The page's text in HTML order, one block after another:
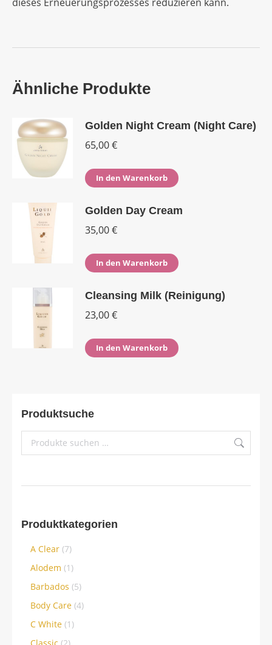
Ähnliche Produkte
Golden Night Cream (Night Care)
65,00€
In den Warenkorb
Golden Day Cream
35,00€
In den Warenkorb
Cleansing Milk (Reinigung)
23,00€
In den Warenkorb
Produktsuche
Produktkategorien
A Clear (7)
Alodem (1)
Barbados (5)
Body Care (4)
C White (1)
Classic (2)